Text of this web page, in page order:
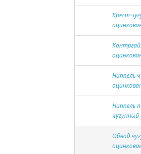
Крест
Ниппель
Ниппель
Обвод